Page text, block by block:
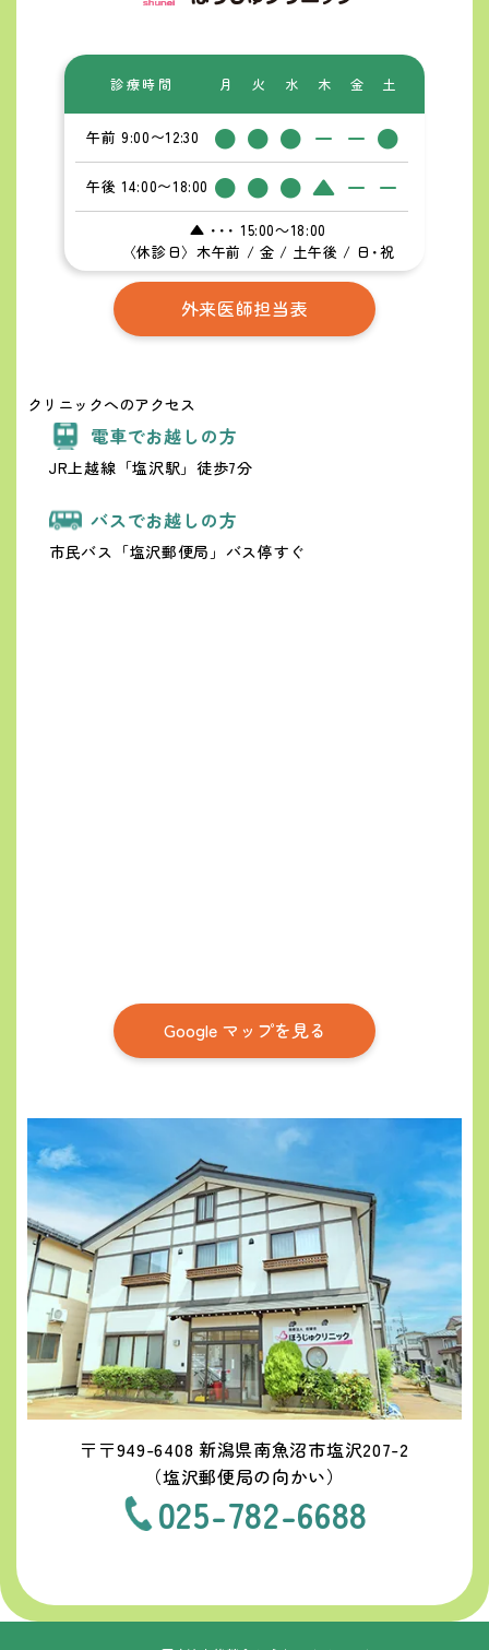
〒〒949-6408 新潟県南魚沼市塩沢207-2
（塩沢郵便局の向かい）
025-782-6688
Google マップを見る
診療時間 月 火 水 木 金 土
午前 9:00〜12:30 ● ● ● ー ー ●
午後 14:00〜18:00 ● ● ● ▲ ー ー
▲ ･･･ 15:00～18:00
〈休診日〉木午前 / 金 / 土午後 / 日･祝
外来医師担当表
クリニックへのアクセス
電車でお越しの方
JR上越線「塩沢駅」徒歩7分
バスでお越しの方
市民バス「塩沢郵便局」バス停すぐ